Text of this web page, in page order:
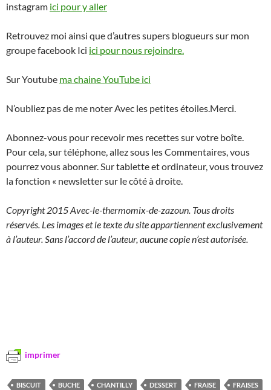
instagram ici pour y aller
Retrouvez moi ainsi que d’autres supers blogueurs sur mon
groupe facebook Ici ici pour nous rejoindre.
Sur Youtube ma chaine YouTube ici
N’oubliez pas de me noter Avec les petites étoiles.Merci.
Abonnez-vous pour recevoir mes recettes sur votre boîte.
Pour cela, sur téléphone, allez sous les Commentaires, vous
pourrez vous abonner. Sur tablette et ordinateur, vous trouvez
la fonction « newsletter sur le côté à droite.
Copyright 2015Avec-le-thermomix-de-zazoun. Tous droits
réservés. Les images et le texte du site appartiennent exclusivement
à l’auteur. Sans l’accord de l’auteur, aucune copie n’est autorisée.
imprimer
BISCUIT BUCHE CHANTILLY DESSERT FRAISE
FRAISES